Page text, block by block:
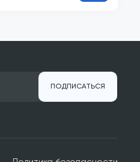
ПОДПИСАТЬСЯ